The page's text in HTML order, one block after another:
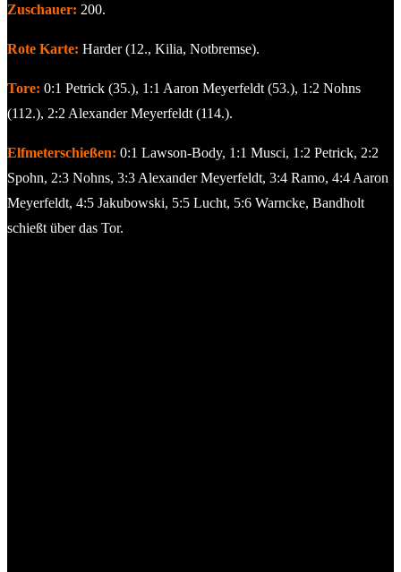
Zuschauer: 200.
Rote Karte: Harder (12., Kilia, Notbremse).
Tore: 0:1 Petrick (35.), 1:1 Aaron Meyerfeldt (53.), 1:2 Nohns
(112.), 2:2 Alexander Meyerfeldt (114.).
Elfmeterschießen: 0:1 Lawson-Body, 1:1 Musci, 1:2 Petrick, 2:2
Spohn, 2:3 Nohns, 3:3 Alexander Meyerfeldt, 3:4 Ramo, 4:4 Aaron
Meyerfeldt, 4:5 Jakubowski, 5:5 Lucht, 5:6 Warncke, Bandholt
schießt über das Tor.